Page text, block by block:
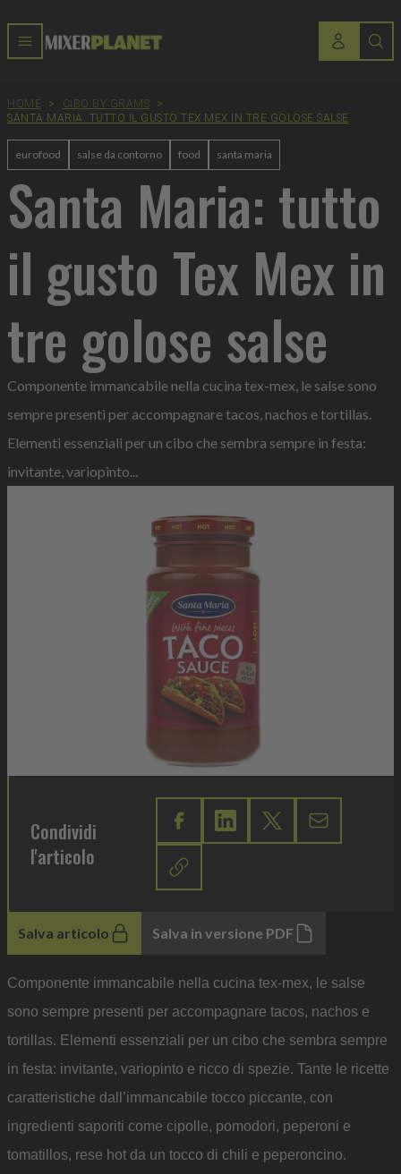
HOME > CIBO BY GRAMS
>
SANTA MARIA: TUTTO IL GUSTO TEX MEX IN TRE GOLOSE SALSE
eurofood salse da contorno food santa maria
Santa Maria: tutto
il gusto Tex Mex in
tre golose salse
Componente immancabile nella cucina tex-mex, le salse sono
sempre presenti per accompagnare tacos, nachos e tortillas.
Elementi essenziali per un cibo che sembra sempre in festa:
invitante, variopinto...
Condividi
l'articolo
Salva articolo Salva in versione PDF
Componente immancabile nella cucina tex-mex, le salse
sono sempre presenti per accompagnare tacos, nachos e
tortillas. Elementi essenziali per un cibo che sembra sempre
in festa: invitante, variopinto e ricco di spezie. Tante le ricette
caratteristiche dall’immancabile tocco piccante, con
ingredienti saporiti come cipolle, pomodori, peperoni e
tomatillos, rese hot da un tocco di chili e peperoncino.